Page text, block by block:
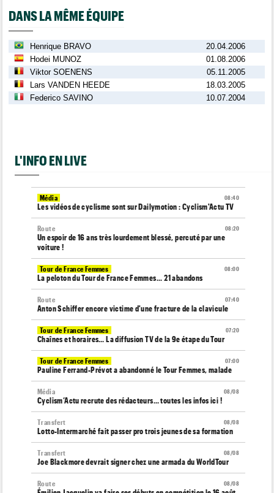
DANS LA MÊME ÉQUIPE
Henrique BRAVO
20.04.2006
Hodei MUNOZ
01.08.2006
Viktor SOENENS
05.11.2005
Lars VANDEN HEEDE
18.03.2005
Federico SAVINO
10.07.2004
L'INFO EN LIVE
08:40
Média
Les vidéos de cyclisme sont sur Dailymotion : Cyclism'Actu TV
08:20
Route
Un espoir de 16 ans très lourdement blessé, percuté par une
voiture !
08:00
Tour de France Femmes
La peloton du Tour de France Femmes... 21 abandons
07:40
Route
Anton Schiffer encore victime d'une fracture de la clavicule
07:20
Tour de France Femmes
Chaînes et horaires… La diffusion TV de la 9e étape du Tour
07:00
Tour de France Femmes
Pauline Ferrand-Prévot a abandonné le Tour Femmes, malade
08/08
Média
Cyclism’Actu recrute des rédacteurs… toutes les infos ici !
08/08
Transfert
Lotto-Intermarché fait passer pro trois jeunes de sa formation
08/08
Transfert
Joe Blackmore devrait signer chez une armada du WorldTour
08/08
Route